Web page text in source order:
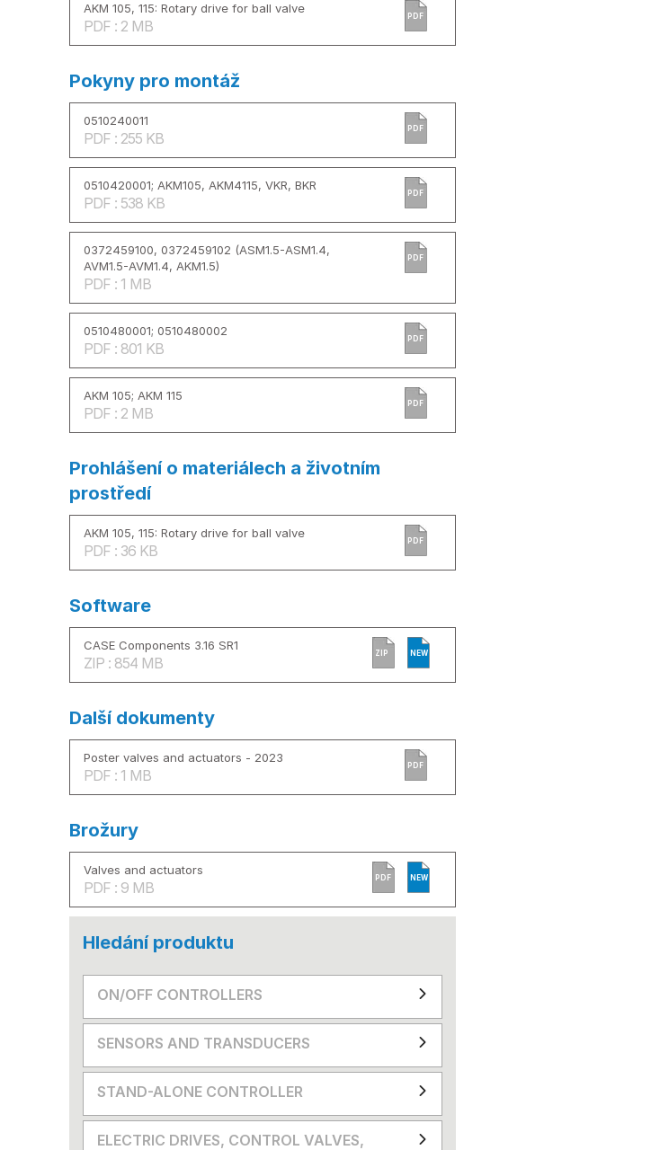
AKM 105, 115: Rotary drive for ball valve
PDF : 2 MB
PDF
Pokyny pro montáž
0510240011
PDF : 255 KB
PDF
0510420001; AKM105, AKM4115, VKR, BKR
PDF : 538 KB
PDF
0372459100, 0372459102 (ASM1.5-ASM1.4,
AVM1.5-AVM1.4, AKM1.5)
PDF : 1 MB
PDF
0510480001; 0510480002
PDF : 801 KB
PDF
AKM 105; AKM 115
PDF : 2 MB
PDF
Prohlášení o materiálech a životním
prostředí
AKM 105, 115: Rotary drive for ball valve
PDF : 36 KB
PDF
Software
CASE Components 3.16 SR1
ZIP : 854 MB
ZIP NEW
Další dokumenty
Poster valves and actuators - 2023
PDF : 1 MB
PDF
Brožury
Valves and actuators
PDF : 9 MB
PDF NEW
Hledání produktu
ON/OFF CONTROLLERS
SENSORS AND TRANSDUCERS
STAND-ALONE CONTROLLER
ELECTRIC DRIVES, CONTROL VALVES,